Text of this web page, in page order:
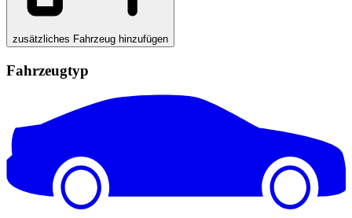
zusätzliches Fahrzeug hinzufügen
Fahrzeugtyp